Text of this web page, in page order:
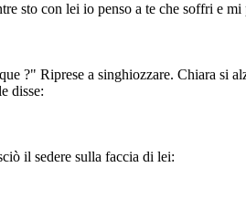
sto con lei io penso a te che soffri e
?" Riprese a singhiozzare. Chiara si
disse:
il sedere sulla faccia di lei: